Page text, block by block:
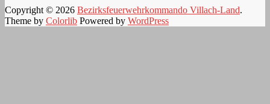
Copyright © 2026 Bezirksfeuerwehrkommando Villach-Land.
Theme by Colorlib Powered by WordPress